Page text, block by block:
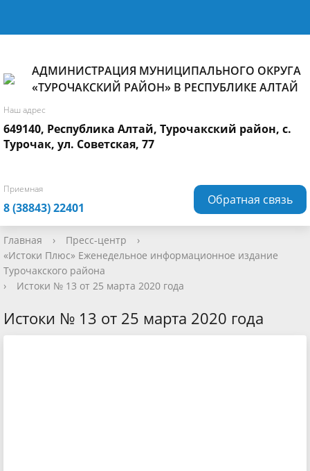
АДМИНИСТРАЦИЯ МУНИЦИПАЛЬНОГО ОКРУГА
«ТУРОЧАКСКИЙ РАЙОН» В РЕСПУБЛИКЕ АЛТАЙ
Наш адрес
649140, Республика Алтай, Турочакский район, с.
Турочак, ул. Советская, 77
Приемная
8 (38843) 22401
Обратная связь
Главная › Пресс-центр
›
«Истоки Плюс» Еженедельное информационное издание
Турочакского района
›
Истоки № 13 от 25 марта 2020 года
Истоки № 13 от 25 марта 2020 года